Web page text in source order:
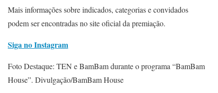
Mais informações sobre indicados, categorias e convidados
podem ser encontradas no site oficial da premiação.
Siga no Instagram
Foto Destaque: TEN e BamBam durante o programa “BamBam
House”. Divulgação/BamBam House